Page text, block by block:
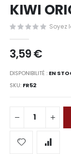
au
début
de
la
Galerie
d’images
KIWI
Soyez
3,59 €
DISPONIBILITÉ : EN
SKU FR52